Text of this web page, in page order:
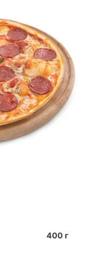
400 г